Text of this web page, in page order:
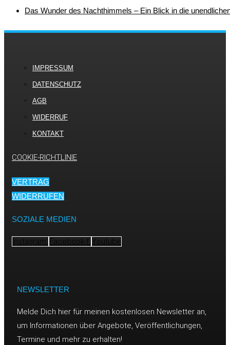
Das Wunder des Nachthimmels – Ein Blick in die
IMPRESSUM
DATENSCHUTZ
AGB
WIDERRUF
KONTAKT
COOKIE-RICHTLINIE
VERTRAG
WIDERRUFEN
SOZIALE MEDIEN
Instagram Facebook-f Youtube
NEWSLETTER
Melde Dich hier für meinen kostenlosen Newsletter an,
um Informationen über Angebote, Veröffentlichungen,
Termine und mehr zu erhalten!